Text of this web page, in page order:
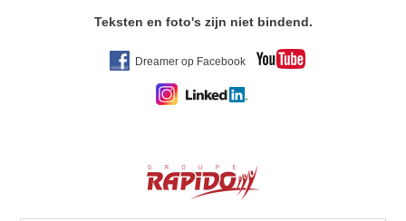
Teksten en foto's zijn niet bindend.
Dreamer op Facebook